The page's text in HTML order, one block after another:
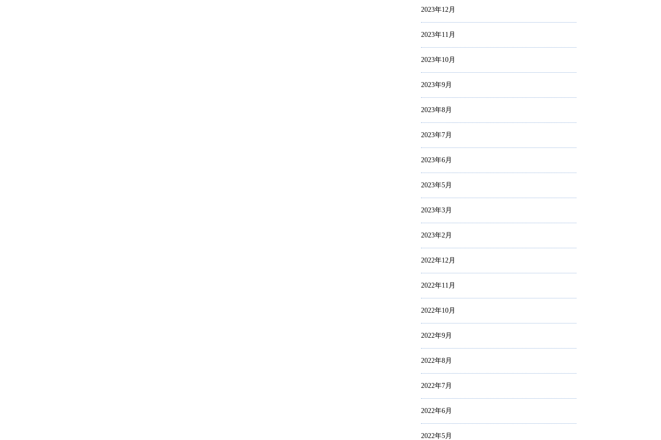
2023年12月
2023年11月
2023年10月
2023年9月
2023年8月
2023年7月
2023年6月
2023年5月
2023年3月
2023年2月
2022年12月
2022年11月
2022年10月
2022年9月
2022年8月
2022年7月
2022年6月
2022年5月